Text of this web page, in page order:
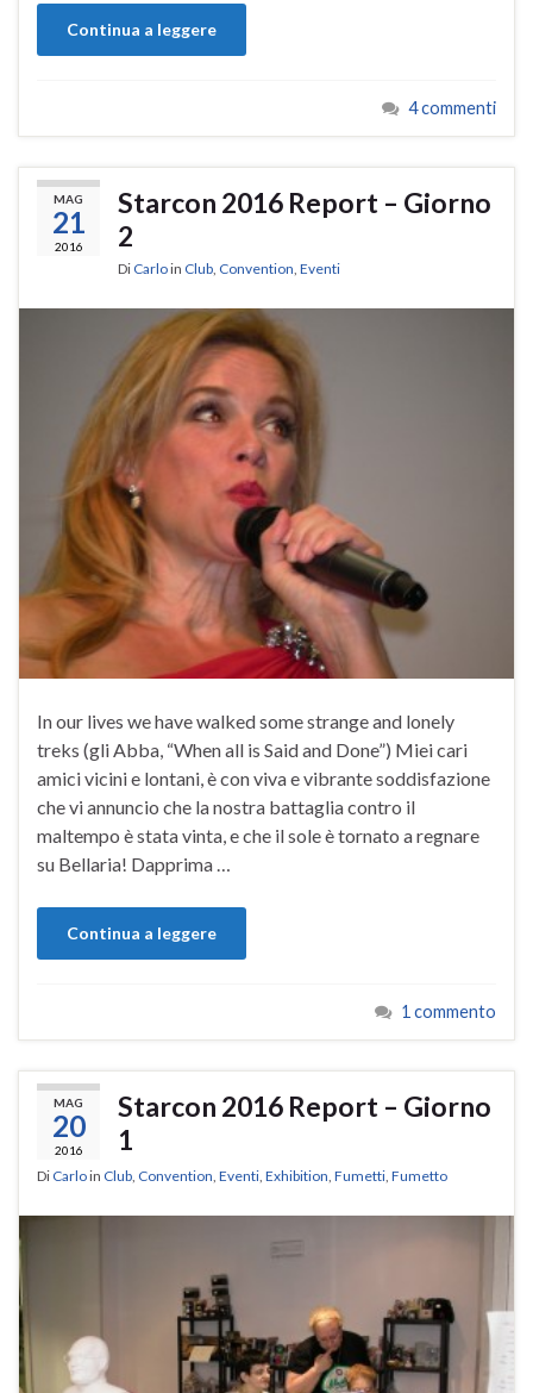
Continua a leggere
4 commenti
MAG
21
2016
Starcon 2016 Report – Giorno
2
Di Carloin Club Convention Eventi
In our lives we have walked some strange and lonely
treks (gli Abba, “When all is Said and Done”) Miei cari
amici vicini e lontani, è con viva e vibrante soddisfazione
che vi annuncio che la nostra battaglia contro il
maltempo è stata vinta, e che il sole è tornato a regnare
su Bellaria! Dapprima …
Continua a leggere
1 commento
MAG
20
2016
Starcon 2016 Report – Giorno
1
Di Carloin Club Convention Eventi Exhibition Fumetti Fumetto